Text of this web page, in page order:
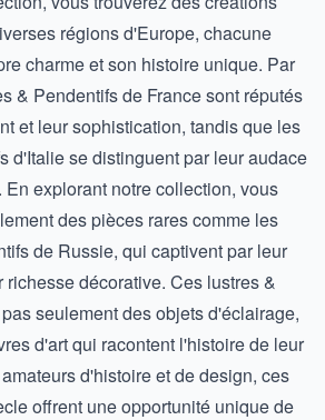
régions d'Europe, chacune
charme et son histoire unique. Par
& Pendentifs de Francesont réputés
et leur sophistication, tandis que les
d'Italiese distinguent par leur audace
En explorant notre collection, vous
des pièces rares comme les
de Russie, qui captivent par leur
richesse décorative. Ces lustres &
seulement des objets d'éclairage,
d'art qui racontent l'histoire de leur
d'histoire et de design, ces
offrent une opportunité unique de